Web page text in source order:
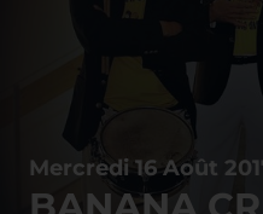
Mercredi 16 Août